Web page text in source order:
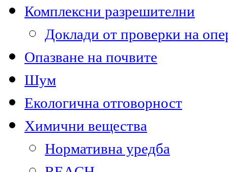
Комплексни разрешителни
Доклади от проверки на
Опазване на почвите
Шум
Екологична отговорност
Химични вещества
Нормативна уредба